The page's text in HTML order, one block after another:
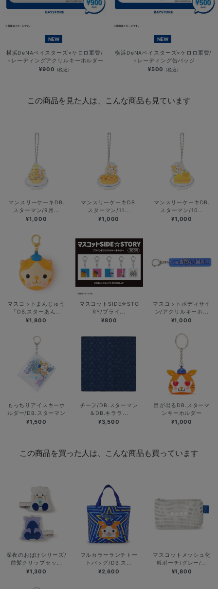
NEW
横浜DeNAベイスターズ×ケロロ軍曹/
トレーディングアクリルキーホルダー
¥900 (税込)
NEW
横浜DeNAベイスターズ×ケロロ軍曹/
トレーディング缶バッジ
¥500 (税込)
この商品を見た人は、こんな商品も見ています
マンスリーケーキDB.
スターマン/9月...
¥1,000
マンスリーケーキDB.
スターマン/11...
¥1,000
マンスリーケーキDB.
スターマン/10...
¥1,000
マスコットまんじゅう
「DB.スターあん...
¥1,800
マスコットSIDE☆STO
RY/ブライ...
¥800
マスコットボディサイ
ン/アクリルキーホ...
¥1,000
もっちりアイスキーホ
ルダー/DB.スターマン
¥1,500
チーフ/DB.スターマン
＆DB.キララ...
¥3,500
目が出るDB.スターマ
ンキーホルダー
¥1,000
この商品を買った人は、こんな商品も買っています
深夜のおばけシリーズ/
前髪クリップセッ...
¥1,300
フルカラーランチトー
トバッグ/DB.ス...
¥2,600
マスコットメッシュ化
粧ポーチ/グレー/...
¥1,800